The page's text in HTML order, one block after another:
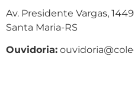
Av. Presidente Vargas,
Santa Maria-RS
Ouvidoria: